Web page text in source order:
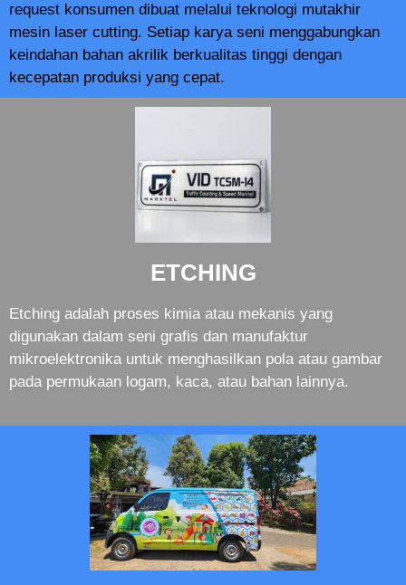
request konsumen dibuat melalui teknologi mutakhir
mesin laser cutting. Setiap karya seni menggabungkan
keindahan bahan akrilik berkualitas tinggi dengan
kecepatan produksi yang cepat.
ETCHING
Etching adalah proses kimia atau mekanis yang
digunakan dalam seni grafis dan manufaktur
mikroelektronika untuk menghasilkan pola atau gambar
pada permukaan logam, kaca, atau bahan lainnya.